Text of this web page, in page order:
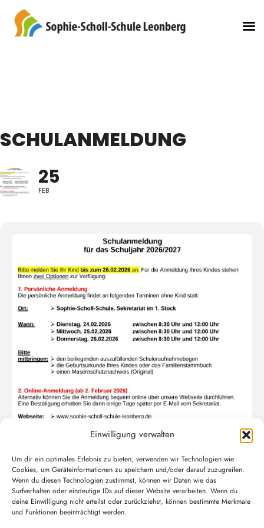
Einwilligung verwalten
Um dir ein optimales Erlebnis zu bieten, verwenden wir Technologien wie
Cookies, um Geräteinformationen zu speichern und/oder darauf zuzugreifen.
Wenn du diesen Technologien zustimmst, können wir Daten wie das
Surfverhalten oder eindeutige IDs auf dieser Website verarbeiten. Wenn du
deine Einwilligung nicht erteilst oder zurückziehst, können bestimmte Merkmale
und Funktionen beeinträchtigt werden.
SCHULANMELDUNG
25
FEB
Event Details
Zeit